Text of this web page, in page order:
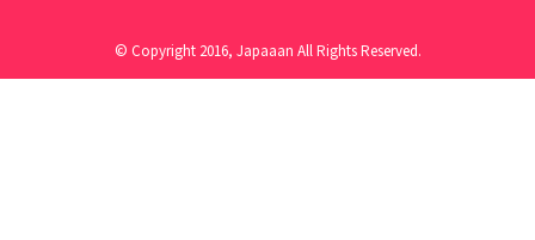
© Copyright 2016, Japaaan All Rights Reserved.